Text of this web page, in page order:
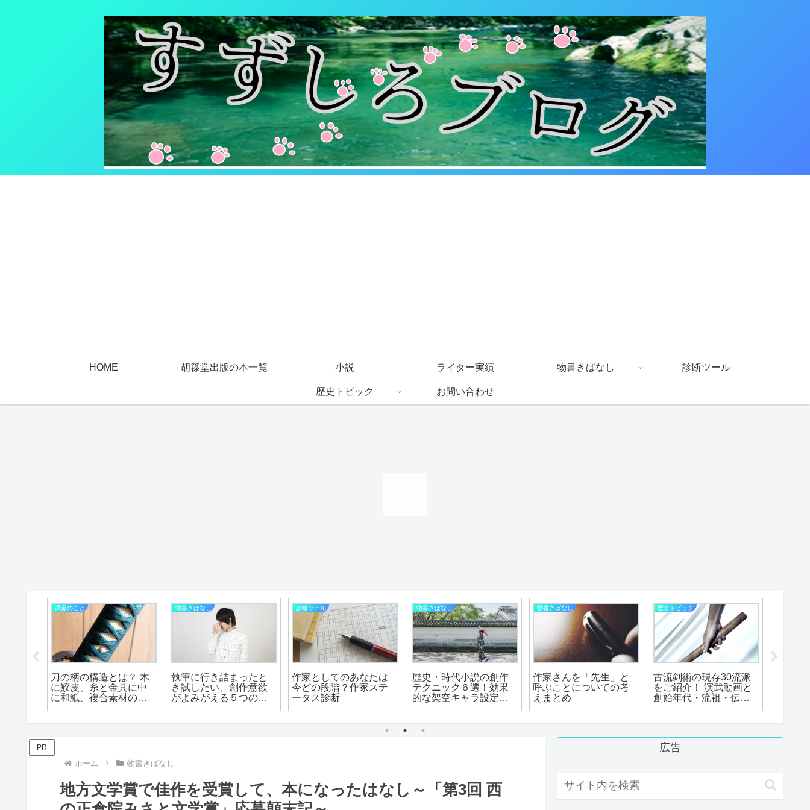
HOME 胡簶堂出版の本一覧 小説 ライター実績 物書きばなし 診断ツール
歴史トピック お問い合わせ
武道のこと
刀の柄の構造とは？ 木
に鮫皮、糸と金具に中
に和紙、複合素材の巧
物書きばなし
執筆に行き詰まったと
き試したい、創作意欲
がよみがえる５つの気
診断ツール
作家としてのあなたは
今どの段階？作家ステ
ータス診断
物書きばなし
歴史・時代小説の創作
テクニック６選！効果
的な架空キャラ設定や
物書きばなし
作家さんを「先生」と
呼ぶことについての考
えまとめ
歴史トピック
古流剣術の現存30流派
をご紹介！ 演武動画と
創始年代・流祖・伝承
PR
ホーム 物書きばなし
地方文学賞で佳作を受賞して、本になったはなし～「第3回 西
広告